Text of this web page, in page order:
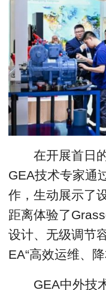
在开展首日
GEA技术专家通
作，生动展示了
距离体验了
设计、无级调节
EA“高效运维、
GEA中外技